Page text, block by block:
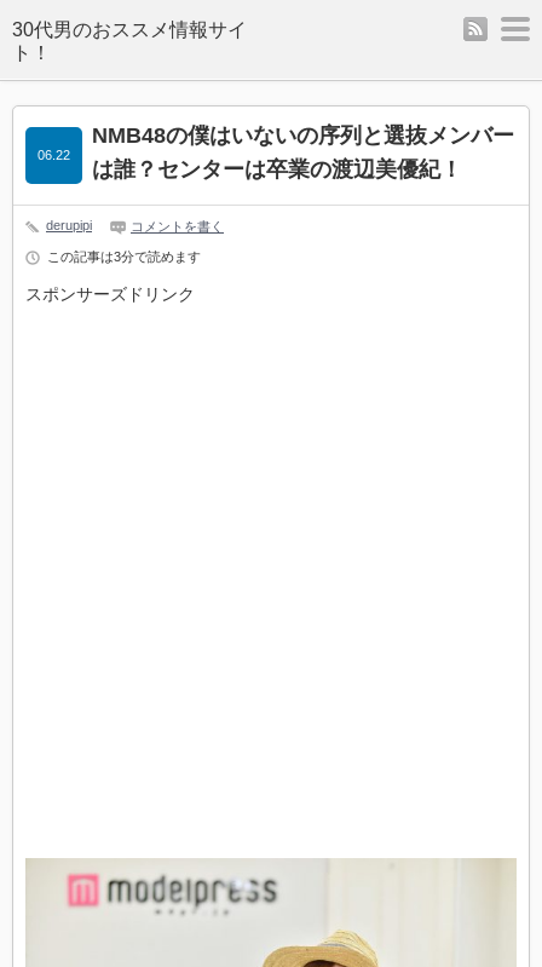
rss
NMB48の僕はいないの序列と選抜メンバー
は誰？センターは卒業の渡辺美優紀！
06.22
derupipi コメントを書く
この記事は3分で読めます
スポンサーズドリンク